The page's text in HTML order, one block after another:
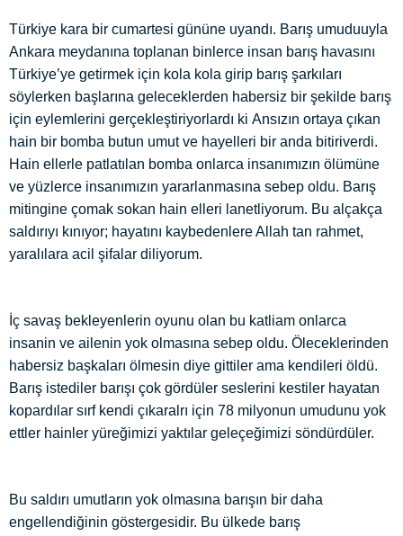
Türkiye kara bir cumartesi gününe uyandı. Barış umuduuyla
Ankara meydanına toplanan binlerce insan barış havasını
Türkiye’ye getirmek için kola kola girip barış şarkıları
söylerken başlarına geleceklerden habersiz bir şekilde barış
için eylemlerini gerçekleştiriyorlardı ki Ansızın ortaya çıkan
hain bir bomba butun umut ve hayelleri bir anda bitiriverdi.
Hain ellerle patlatılan bomba onlarca insanımızın ölümüne
ve yüzlerce insanımızın yararlanmasına sebep oldu. Barış
mitingine çomak sokan hain elleri lanetliyorum. Bu alçakça
saldırıyı kınıyor; hayatını kaybedenlere Allah tan rahmet,
yaralılara acil şifalar diliyorum.
İç savaş bekleyenlerin oyunu olan bu katliam onlarca
insanin ve ailenin yok olmasına sebep oldu. Öleceklerinden
habersiz başkaları ölmesin diye gittiler ama kendileri öldü.
Barış istediler barışı çok gördüler seslerini kestiler hayatan
kopardılar sırf kendi çıkaralrı için 78 milyonun umudunu yok
ettler hainler yüreğimizi yaktılar geleçeğimizi söndürdüler.
Bu saldırı umutların yok olmasına barışın bir daha
engellendiğinin göstergesidir. Bu ülkede barış